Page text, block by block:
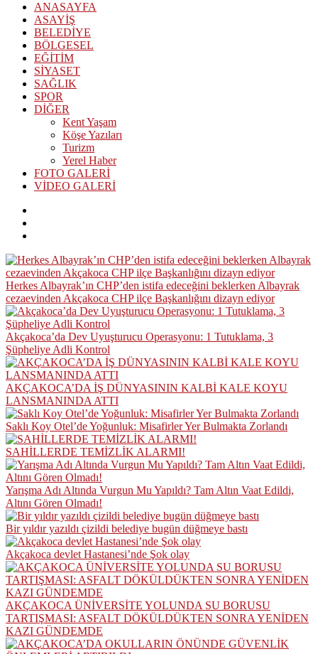
ANASAYFA
ASAYİŞ
BELEDİYE
BÖLGESEL
EĞİTİM
SİYASET
SAĞLIK
SPOR
DİĞER
Kent Yaşam
Köşe Yazıları
Turizm
Yerel Haber
FOTO GALERİ
VİDEO GALERİ
Herkes Albayrak’ın CHP’den istifa edeceğini beklerken Albayrak
cezaevinden Akçakoca CHP ilçe Başkanlığını dizayn ediyor
Akçakoca’da Dev Uyuşturucu Operasyonu: 1 Tutuklama, 3
Şüpheliye Adli Kontrol
AKÇAKOCA’DA İŞ DÜNYASININ KALBİ KALE KOYU
LANSMANINDA ATTI
Saklı Koy Otel’de Yoğunluk: Misafirler Yer Bulmakta Zorlandı
SAHİLLERDE TEMİZLİK ALARMI!
Yarışma Adı Altında Vurgun Mu Yapıldı? Tam Altın Vaat Edildi,
Altını Gören Olmadı!
Bir yıldır yazıldı çizildi belediye bugün düğmeye bastı
Akçakoca devlet Hastanesi’nde Şok olay
AKÇAKOCA ÜNİVERSİTE YOLUNDA SU BORUSU
TARTIŞMASI: ASFALT DÖKÜLDÜKTEN SONRA YENİDEN
KAZI GÜNDEMDE